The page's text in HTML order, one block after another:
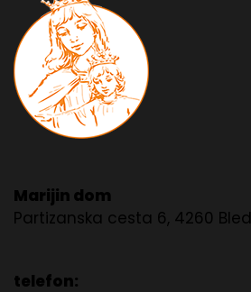
Marijin dom
Partizanska cesta 6, 4260 Bled
telefon: